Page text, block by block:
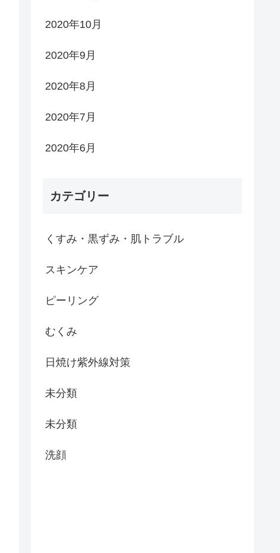
2020年10月
2020年9月
2020年8月
2020年7月
2020年6月
カテゴリー
くすみ・黒ずみ・肌トラブル
スキンケア
ピーリング
むくみ
日焼け紫外線対策
未分類
未分類
洗顔